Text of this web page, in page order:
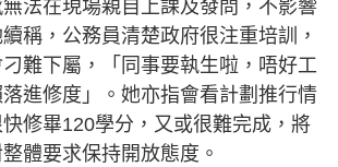
法在現場親自上課及發問，不影響
稱，公務員清楚政府很注重培訓，
難下屬，「同事要執生啦，唔好工
進修度」。她亦指會看計劃推行情
修畢120學分，又或很難完成，將
體要求保持開放態度。